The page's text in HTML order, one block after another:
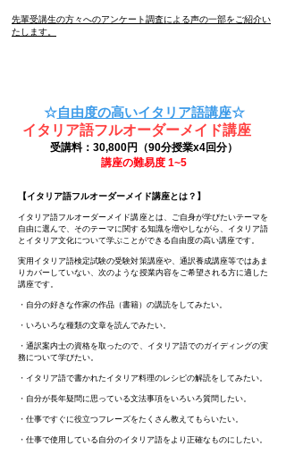
先輩受講生の方々へのアンケート調査による声の一部をご紹介い
たします。
☆自由度の高いイタリア語講座☆
イタリア語フルオーダーメイド講座
受講料：30,800円（90分授業x4回分）
講座の難易度 1~5
【イタリア語フルオーダーメイド講座とは？】
イタリア語フルオーダーメイ ド講座とは、ご自身が学びたいテーマを
自由に選んで、 そのテーマに関する知識を増やしながら、イタリア語
とイタリア文化について学ぶことができる自由度の高い講座です。
実用イタリア語検定試験の受験対策講座や、通訳養成講座等ではあま
りカバーしていない、次のような授業内容をご希望される方に適した
講座です。
・自分の好きな作家の作品（書籍）の講読をしてみたい。
・いろいろな種類の文章を読んでみたい。
​・通訳案内士の資格を取ったので、イタリア語でのガイディングの実
務について学びたい。
・イタリア語で書かれたイタリア料理のレシピの解読をしてみたい。
・自分が長年疑問に思っている文法事項をいろいろ質問したい。
・仕事ですぐに役立つフレーズをたくさん教えてもらいたい。
​・仕事で使用している自分のイタリア語をより正確なものにしたい。